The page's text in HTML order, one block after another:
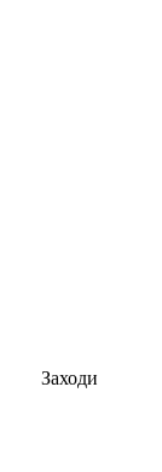
Заходи